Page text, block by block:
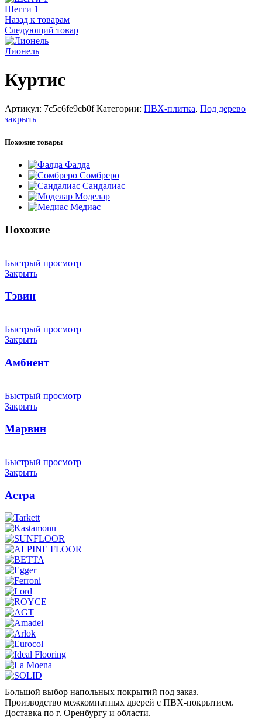
Шегги 1
Назад к товарам
Следующий товар
Лионель
Куртис
Артикул: 7c5c6fe9cb0f Категории: ПВХ-плитка, Под дерево
закрыть
Похожие товары
Фалда
Сомбреро
Сандалиас
Моделар
Медиас
Похожие
Быстрый просмотр
Закрыть
Тэвин
Быстрый просмотр
Закрыть
Амбиент
Быстрый просмотр
Закрыть
Марвин
Быстрый просмотр
Закрыть
Астра
Большой выбор напольных покрытий под заказ.
Производство межкомнатных дверей с ПВХ-покрытием.
Доставка по г. Оренбургу и области.